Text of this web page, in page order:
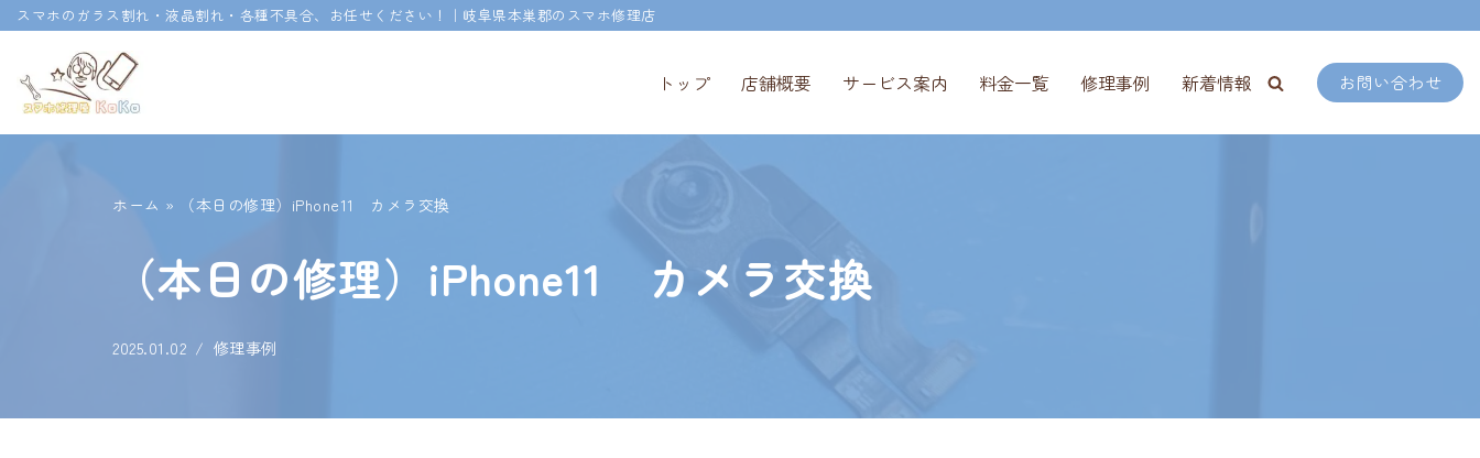
ン
スマホのガラス割れ・液晶割れ・各種不具合、お任せください！｜岐阜県本巣郡のスマホ修理店
トップ 店舗概要 サービス案内 料金一覧 修理事例 新着情報 お問い合わせ
ホーム » （本日の修理）iPhone11 カメラ交換
（本日の修理）iPhone11 カメラ交換
2025.01.02 修理事例